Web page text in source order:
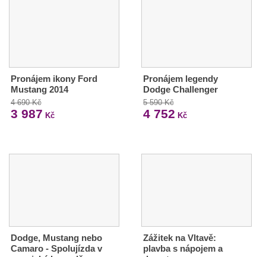
Pronájem ikony Ford
Mustang 2014
4 690 Kč
3 987 Kč
Pronájem legendy
Dodge Challenger
5 590 Kč
4 752 Kč
Dodge, Mustang nebo
Camaro - Spolujízda v
Zážitek na Vltavě:
plavba s nápojem a